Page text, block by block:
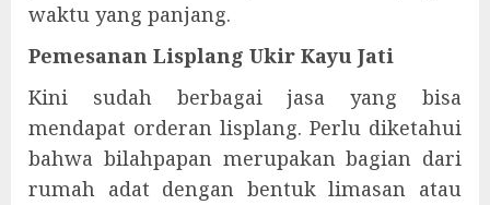
waktu yang panjang.
Pemesanan Lisplang Ukir Kayu Jati
Kini sudah berbagai jasa yang bisa
mendapat orderan lisplang. Perlu diketahui
bahwa bilahpapan merupakan bagian dari
rumah adat dengan bentuk limasan atau